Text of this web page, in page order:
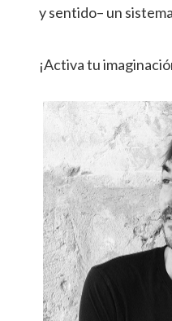
y sentido– un
¡Activa tu